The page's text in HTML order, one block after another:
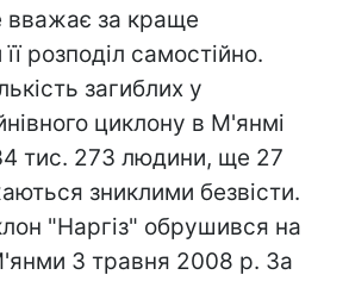
вважає за краще
розподіл самостійно.
загиблих у
циклону в М'янмі
тис. 273 людини, ще 27
зниклими безвісти.
"Наргіз" обрушився на
3 травня 2008 р. За